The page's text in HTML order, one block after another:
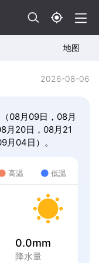
地图
2026-08-06
08月09日，08月
月20日，08月21
04日）。
高温 低温
0.0mm
降水量